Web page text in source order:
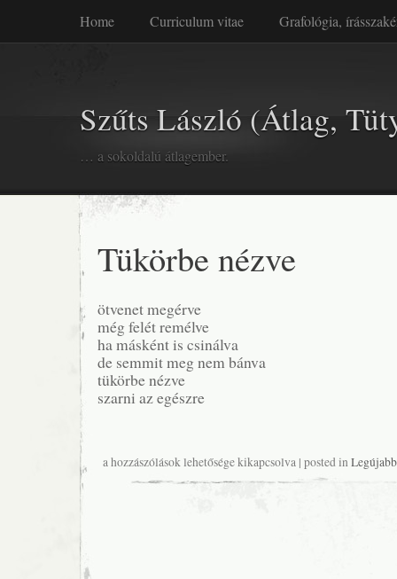
Home Curriculum vitae Grafológia,
… a sokoldalú átlagember.
Szűts László (Átlag,
Tükörbe nézve
ötvenet megérve
még felét remélve
ha másként is csinálva
de semmit meg nem bánva
tükörbe nézve
szarni az egészre
Tükörbe
bejegyzéshez
a hozzászólások lehetősége kikapcsolva| posted in